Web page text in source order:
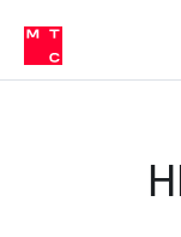
Медиа-центр
и акционерам
Устойчивое
Комплаенс и деловая
Карьера
в МТС